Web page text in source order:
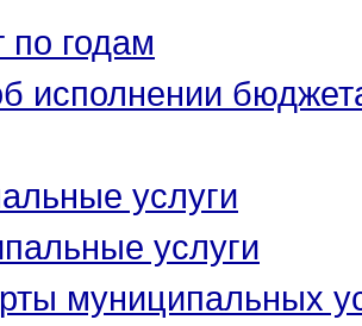
годам
исполнении
услуги
услуги
муниципальных